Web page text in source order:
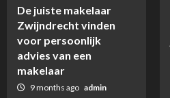
De juiste makelaar
Zwijndrecht vinden
voor persoonlijk
advies van een
makelaar
9 months ago admin